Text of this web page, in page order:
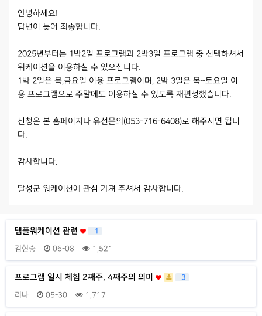
안녕하세요!
답변이 늦어 죄송합니다.
2025년부터는 1박2일 프로그램과 2박3일 프로그램 중 선택하셔서
워케이션을 이용하실 수 있으십니다.
1박 2일은 목,금요일 이용 프로그램이며, 2박 3일은 목~토요일 이
용 프로그램으로 주말에도 이용하실 수 있도록 재편성했습니다.
신청은 본 홈페이지나 유선문의(053-716-6408)로 해주시면 됩니
다.
감사합니다.
달성군 워케이션에 관심 가져 주셔서 감사합니다.
템플워케이션 관련 1
김현승 06-08 1,521
프로그램 일시 체험 2째주, 4째주의 의미 3
리나 05-30 1,717